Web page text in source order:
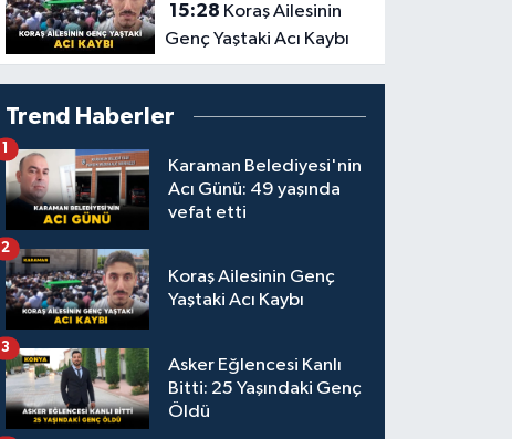
15:28
Genç Yaştaki Acı Kaybı
Trend Haberler
Karaman Belediyesi'nin
Acı Günü: 49 yaşında
vefat etti
1
Koraş Ailesinin Genç
Yaştaki Acı Kaybı
2
Asker Eğlencesi Kanlı
Bitti: 25 Yaşındaki Genç
Öldü
3